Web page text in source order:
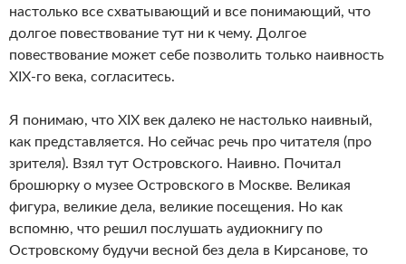
настолько все схватывающий и все понимающий, что
долгое повествование тут ни к чему. Долгое
повествование может себе позволить только наивность
XIX-го века, согласитесь.
Я понимаю, что XIX век далеко не настолько наивный,
как представляется. Но сейчас речь про читателя (про
зрителя). Взял тут Островского. Наивно. Почитал
брошюрку о музее Островского в Москве. Великая
фигура, великие дела, великие посещения. Но как
вспомню, что решил послушать аудиокнигу по
Островскому будучи весной без дела в Кирсанове, то